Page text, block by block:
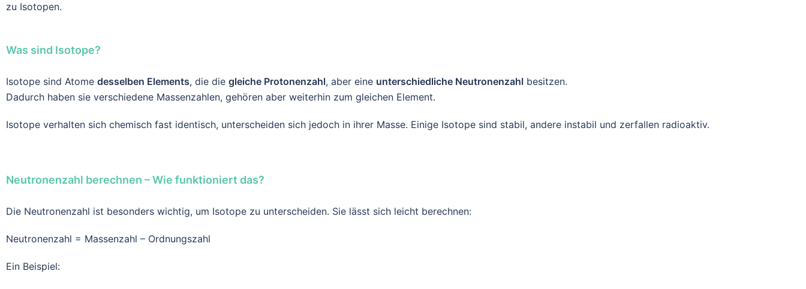
zu Isotopen.
Was sind Isotope?
Isotope sind Atome desselben Elements, die die gleiche Protonenzahl, aber eine unterschiedliche Neutronenzahl besitzen.
Dadurch haben sie verschiedene Massenzahlen, gehören aber weiterhin zum gleichen Element.
Isotope verhalten sich chemisch fast identisch, unterscheiden sich jedoch in ihrer Masse. Einige Isotope sind stabil, andere instabil und zerfallen radioaktiv.
Neutronenzahl berechnen – Wie funktioniert das?
Die Neutronenzahl ist besonders wichtig, um Isotope zu unterscheiden. Sie lässt sich leicht berechnen:
Neutronenzahl = Massenzahl – Ordnungszahl
Ein Beispiel: